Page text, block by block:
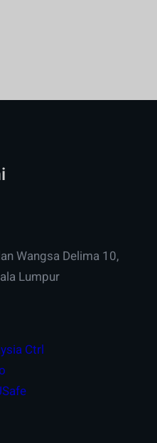
Wangsa Delima 10,
Lumpur
Ctrl